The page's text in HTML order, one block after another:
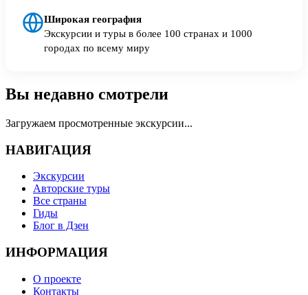
Широкая география
Экскурсии и туры в более 100 странах и 1000
городах по всему миру
Вы недавно смотрели
Загружаем просмотренные экскурсии...
НАВИГАЦИЯ
Экскурсии
Авторские туры
Все страны
Гиды
Блог в Дзен
ИНФОРМАЦИЯ
О проекте
Контакты